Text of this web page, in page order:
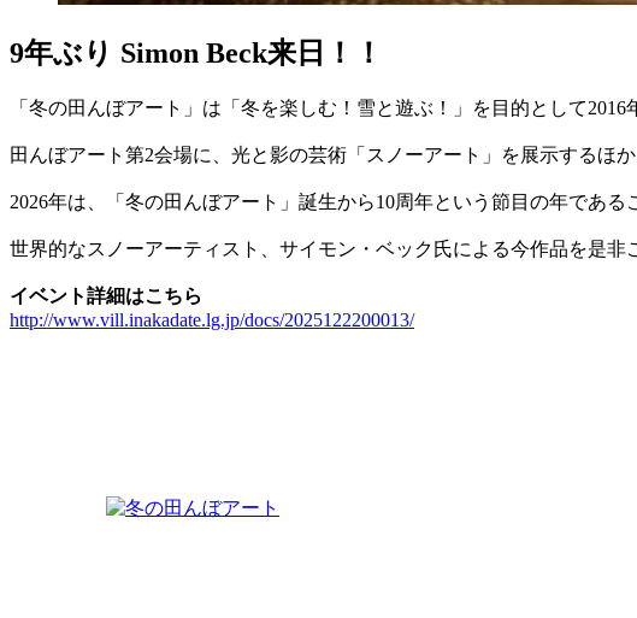
9年ぶり Simon Beck来日！！
「冬の田んぼアート」は「冬を楽しむ！雪と遊ぶ！」を目的として2016
田んぼアート第2会場に、光と影の芸術「スノーアート」を展示するほ
2026年は、「冬の田んぼアート」誕生から10周年という節目の年であ
世界的なスノーアーティスト、サイモン・ベック氏による今作品を是非
イベント詳細はこちら
http://www.vill.inakadate.lg.jp/docs/2025122200013/